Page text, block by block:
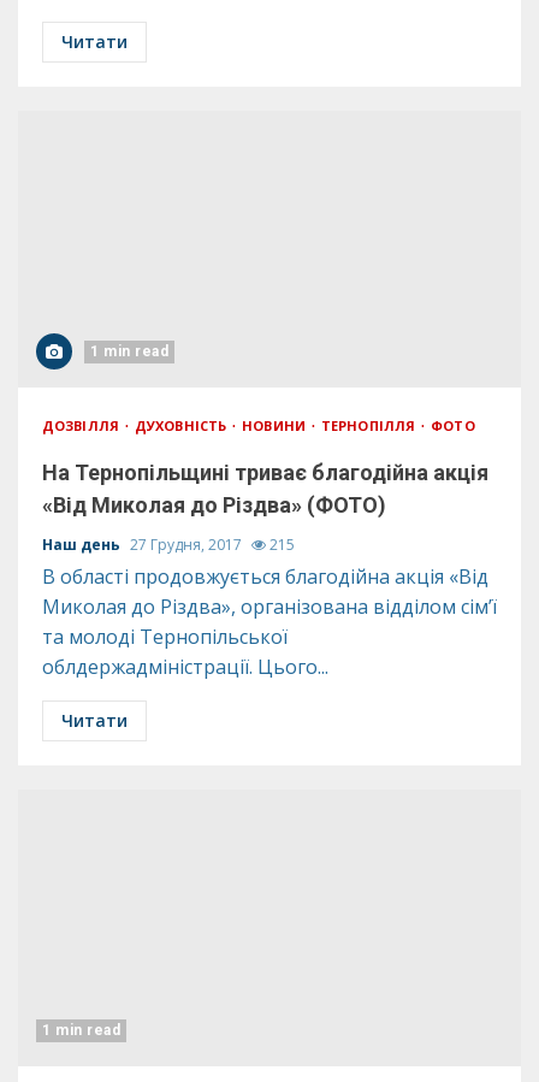
Читати
1 min read
ДОЗВІЛЛЯ ДУХОВНІСТЬ НОВИНИ ТЕРНОПІЛЛЯ ФОТО
На Тернопільщині триває благодійна акція
«Від Миколая до Різдва» (ФОТО)
Наш день 27 Грудня, 2017 215
В області продовжується благодійна акція «Від
Миколая до Різдва», організована відділом сім’ї
та молоді Тернопільської
облдержадміністрації. Цього...
Читати
1 min read